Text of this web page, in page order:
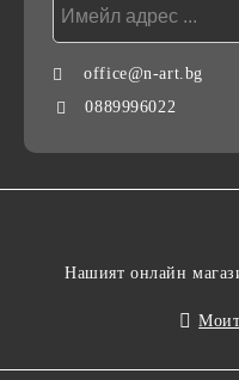
office@n-art.bg
0889996022
Нашият онлайн